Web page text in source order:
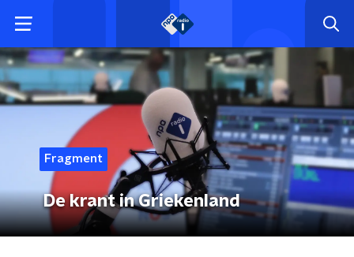
Fragment
De krant in Griekenland